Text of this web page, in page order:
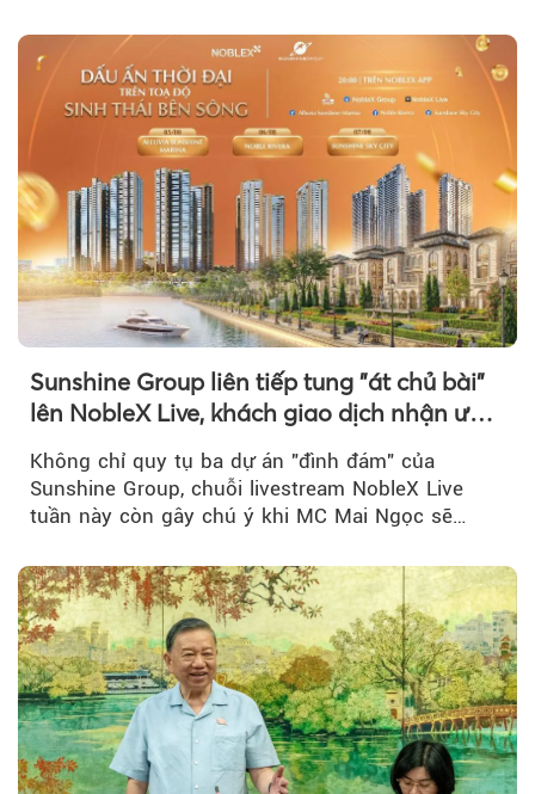
Sunshine Group liên tiếp tung "át chủ bài"
lên NobleX Live, khách giao dịch nhận ưu
Không chỉ quy tụ ba dự án "đình đám" của
Sunshine Group, chuỗi livestream NobleX Live
tuần này còn gây chú ý khi MC Mai Ngọc sẽ